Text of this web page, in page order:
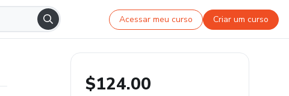
Acessar meu curso Criar um curso
$124.00